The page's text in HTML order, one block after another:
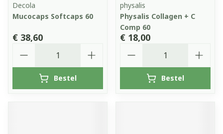
Decola
Mucocaps Softcaps 60
€ 38,60
Bestel
physalis
Physalis Collagen + C
Comp 60
€ 18,00
Bestel